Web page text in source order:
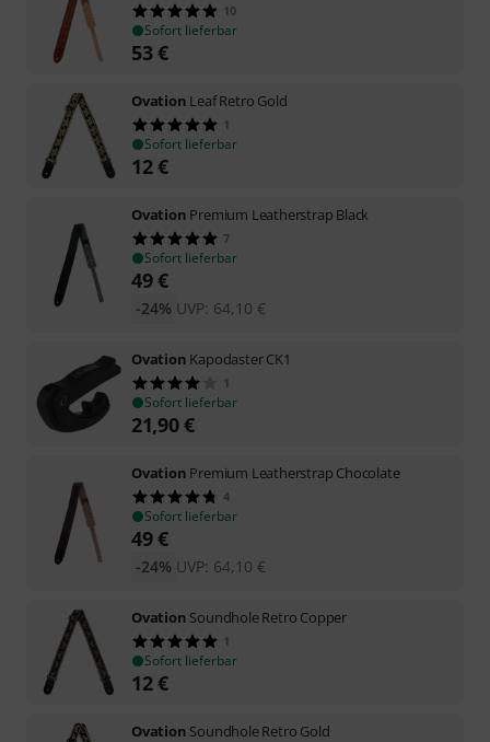
10
Sofort lieferbar
53€
Ovation Leaf Retro Gold
1
Sofort lieferbar
12€
Ovation Premium Leatherstrap Black
7
Sofort lieferbar
49€
UVP: 64,10 €
-24%
Ovation Kapodaster CK1
1
Sofort lieferbar
21,90€
Ovation Premium Leatherstrap Chocolate
4
Sofort lieferbar
49€
UVP: 64,10 €
-24%
Ovation Soundhole Retro Copper
1
Sofort lieferbar
12€
Ovation Soundhole Retro Gold